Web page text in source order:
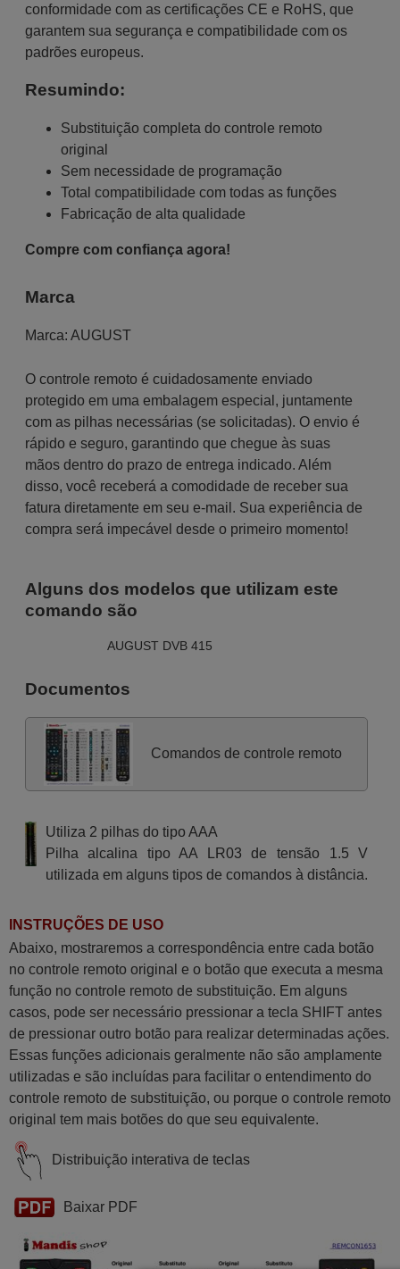
conformidade com as certificações CE e RoHS, que
garantem sua segurança e compatibilidade com os
padrões europeus.
Resumindo:
Substituição completa do controle remoto
original
Sem necessidade de programação
Total compatibilidade com todas as funções
Fabricação de alta qualidade
Compre com confiança agora!
Marca
Marca: AUGUST
O controle remoto é cuidadosamente enviado
protegido em uma embalagem especial, juntamente
com as pilhas necessárias (se solicitadas). O envio é
rápido e seguro, garantindo que chegue às suas
mãos dentro do prazo de entrega indicado. Além
disso, você receberá a comodidade de receber sua
fatura diretamente em seu e-mail. Sua experiência de
compra será impecável desde o primeiro momento!
Alguns dos modelos que utilizam este
comando são
AUGUST DVB 415
Documentos
Comandos de controle remoto
Utiliza 2 pilhas do tipo AAA
Pilha alcalina tipo AA LR03 de tensão 1.5 V
utilizada em alguns tipos de comandos à distância.
INSTRUÇÕES DE USO
Abaixo, mostraremos a correspondência entre cada botão
no controle remoto original e o botão que executa a mesma
função no controle remoto de substituição. Em alguns
casos, pode ser necessário pressionar a tecla SHIFT antes
de pressionar outro botão para realizar determinadas ações.
Essas funções adicionais geralmente não são amplamente
utilizadas e são incluídas para facilitar o entendimento do
controle remoto de substituição, ou porque o controle remoto
original tem mais botões do que seu equivalente.
Distribuição interativa de teclas
Baixar PDF